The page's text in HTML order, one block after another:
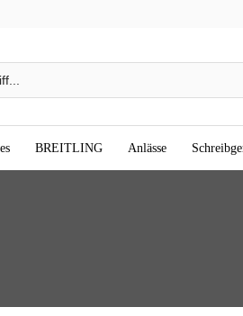
BREITLING Anlässe